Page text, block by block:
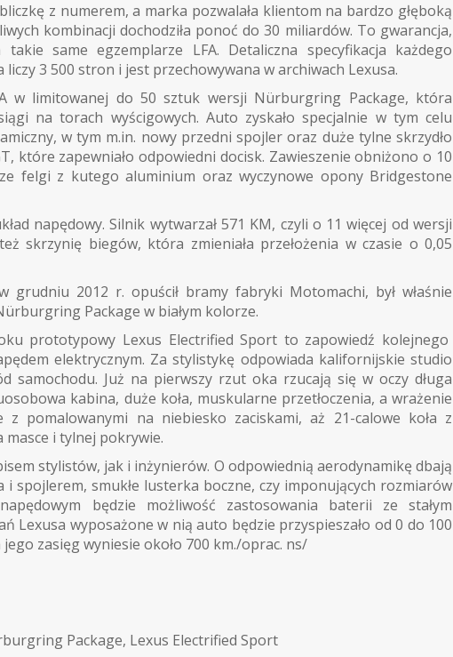
z numerem, a marka pozwalała klientom na bardzo głęboką
kombinacji dochodziła ponoć do 30 miliardów. To gwarancja,
same egzemplarze LFA. Detaliczna specyfikacja każdego
3 500 stron i jest przechowywana w archiwach Lexusa.
w limitowanej do 50 sztuk wersji Nürburgring Package, która
na torach wyścigowych. Auto zyskało specjalnie w tym celu
w tym m.in. nowy przedni spojler oraz duże tylne skrzydło
które zapewniało odpowiedni docisk. Zawieszenie obniżono o 10
felgi z kutego aluminium oraz wyczynowe opony Bridgestone
napędowy. Silnik wytwarzał 571 KM, czyli o 11 więcej od wersji
skrzynię biegów, która zmieniała przełożenia w czasie o 0,05
grudniu 2012 r. opuścił bramy fabryki Motomachi, był właśnie
Package w białym kolorze.
prototypowy Lexus Electrified Sport to zapowiedź kolejnego
elektrycznym. Za stylistykę odpowiada kalifornijskie studio
samochodu. Już na pierwszy rzut oka rzucają się w oczy długa
kabina, duże koła, muskularne przetłoczenia, a wrażenie
pomalowanymi na niebiesko zaciskami, aż 21-calowe koła z
i tylnej pokrywie.
stylistów, jak i inżynierów. O odpowiednią aerodynamikę dbają
spojlerem, smukłe lusterka boczne, czy imponujących rozmiarów
będzie możliwość zastosowania baterii ze stałym
Lexusa wyposażone w nią auto będzie przyspieszało od 0 do 100
zasięg wyniesie około 700 km./oprac. ns/
Package, Lexus Electrified Sport